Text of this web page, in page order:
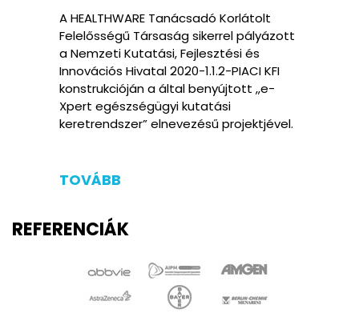
A HEALTHWARE Tanácsadó Korlátolt
Felelősségű Társaság sikerrel pályázott
a Nemzeti Kutatási, Fejlesztési és
Innovációs Hivatal 2020-1.1.2-PIACI KFI
konstrukcióján a által benyújtott „e-
Xpert egészségügyi kutatási
keretrendszer” elnevezésű projektjével.
TOVÁBB
REFERENCIÁK